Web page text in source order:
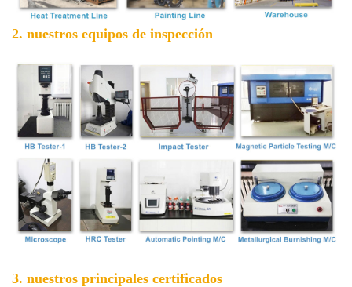
2. nuestros equipos de inspección
3. nuestros principales certificados